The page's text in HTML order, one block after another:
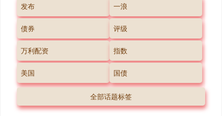
发布 一浪
债券 评级
万利配资 指数
美国 国债
全部话题标签